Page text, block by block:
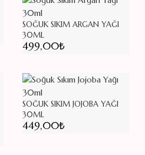
fiyat: 749,00₺.
SOĞUK SIKIM ARGAN YAĞI
30ML
499,00₺
SOĞUK SIKIM JOJOBA YAĞI
30ML
449,00₺